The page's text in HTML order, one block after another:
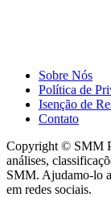
Sobre Nós
Política de
Isenção de
Contato
Copyright © SMM
análises,
SMM. Ajudamo-lo
em redes sociais.